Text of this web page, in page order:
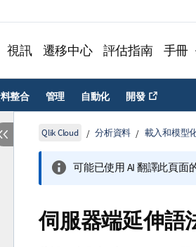
視訊 遷移中心 評估指南 手冊
整合 管理 自動化 開發
Qlik Cloud 分析資料 載入和模型
可能已使用 AI 翻譯此頁面
伺服器端延伸語